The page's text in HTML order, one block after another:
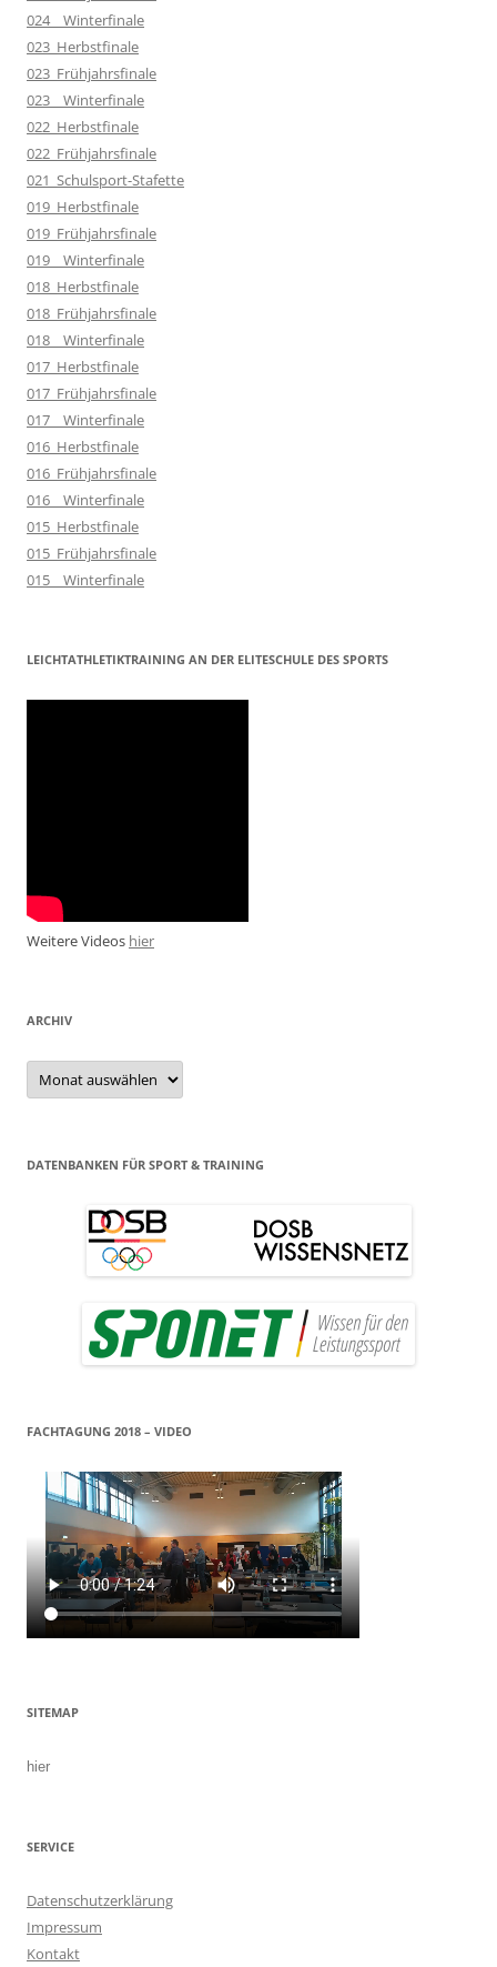
024__Winterfinale
023_Herbstfinale
023_Frühjahrsfinale
023__Winterfinale
022_Herbstfinale
022_Frühjahrsfinale
021_Schulsport-Stafette
019_Herbstfinale
019_Frühjahrsfinale
019__Winterfinale
018_Herbstfinale
018_Frühjahrsfinale
018__Winterfinale
017_Herbstfinale
017_Frühjahrsfinale
017__Winterfinale
016_Herbstfinale
016_Frühjahrsfinale
016__Winterfinale
015_Herbstfinale
015_Frühjahrsfinale
015__Winterfinale
LEICHTATHLETIKTRAINING AN DER ELITESCHULE DES SPORTS
Weitere Videos hier
ARCHIV
Archiv
DATENBANKEN FÜR SPORT & TRAINING
FACHTAGUNG 2018 – VIDEO
SITEMAP
hier
SERVICE
Datenschutzerklärung
Impressum
Kontakt